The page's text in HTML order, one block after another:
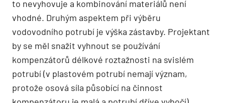
to nevyhovuje a kombinování materiálů není
vhodné. Druhým aspektem při výběru
vodovodního potrubí je výška zástavby. Projektant
by se měl snažit vyhnout se používání
kompenzátorů délkové roztažnosti na svislém
potrubí (v plastovém potrubí nemají význam,
protože osová síla působící na činnost